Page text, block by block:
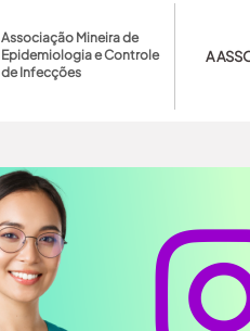
Associação Mineira de
Epidemiologia e Controle
de Infecções
A